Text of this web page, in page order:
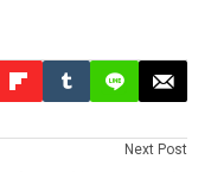
Next Post